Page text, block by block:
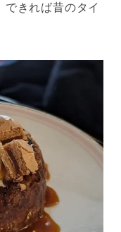
きれば昔のタイ